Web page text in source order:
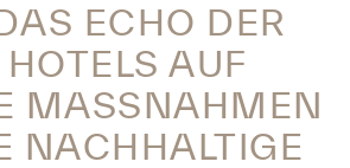
ECHO DER
AUF
MASSNAHMEN F
Z